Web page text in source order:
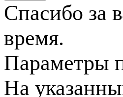
Спасибо за
время.
Параметры
На